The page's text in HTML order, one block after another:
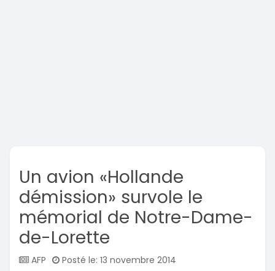
Un avion «Hollande
démission» survole le
mémorial de Notre-Dame-
de-Lorette
AFP Posté le: 13 novembre 2014